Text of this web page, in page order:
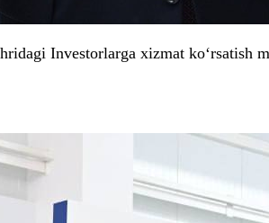
Investorlarga xizmat ko‘rsatish